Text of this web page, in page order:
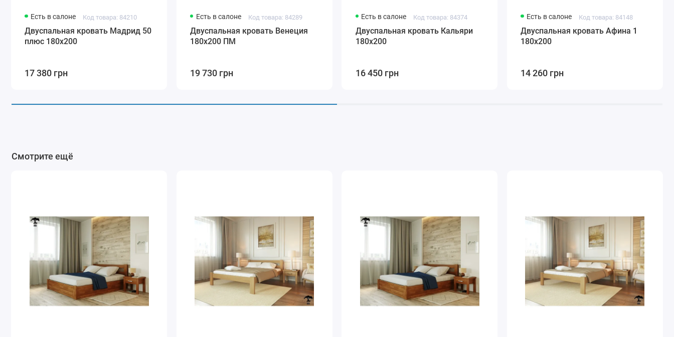
Есть в салоне Код товара: 84210
Двуспальная кровать Мадрид 50
плюс 180х200
17 380 грн
Есть в салоне Код товара: 84289
Двуспальная кровать Венеция
180х200 ПМ
19 730 грн
Есть в салоне Код товара: 84374
Двуспальная кровать Кальяри
180х200
16 450 грн
Есть в салоне Код товара: 84148
Двуспальная кровать Афина 1
180х200
14 260 грн
Смотрите ещё